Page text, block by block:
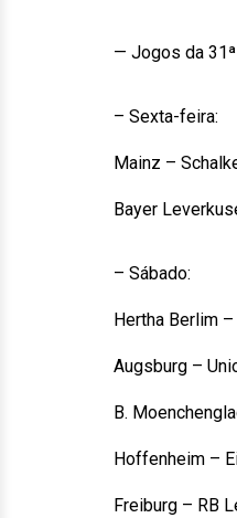
— Jogos da
– Sexta-feira:
Mainz –
Bayer
– Sábado:
Hertha Berlim
Augsburg –
B.
Hoffenheim –
Freiburg – RB